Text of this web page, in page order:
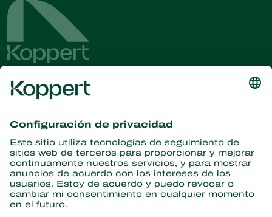
información
Suscríbase aquí
Partners with Nature